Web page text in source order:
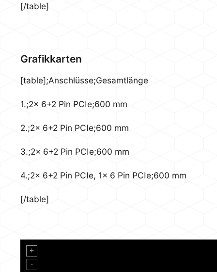
[/table]
Grafikkarten
[table];Anschlüsse;Gesamtlänge
1.;2x 6+2 Pin PCIe;600 mm
2.;2x 6+2 Pin PCIe;600 mm
3.;2x 6+2 Pin PCIe;600 mm
4.;2x 6+2 Pin PCIe, 1x 6 Pin PCIe;600 mm
[/table]